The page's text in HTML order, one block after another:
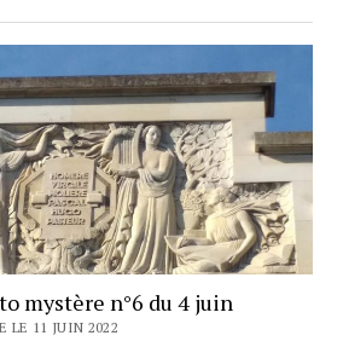
mystère n°6 du 4 juin
LE 11 JUIN 2022